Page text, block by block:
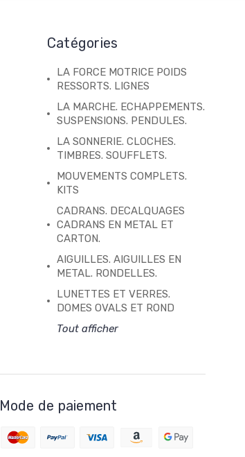
Catégories
LA FORCE MOTRICE POIDS
RESSORTS. LIGNES
LA MARCHE. ECHAPPEMENTS.
SUSPENSIONS. PENDULES.
LA SONNERIE. CLOCHES.
TIMBRES. SOUFFLETS.
MOUVEMENTS COMPLETS.
KITS
CADRANS. DECALQUAGES
CADRANS EN METAL ET
CARTON.
AIGUILLES. AIGUILLES EN
METAL. RONDELLES.
LUNETTES ET VERRES.
DOMES OVALS ET ROND
Tout afficher
Mode de paiement